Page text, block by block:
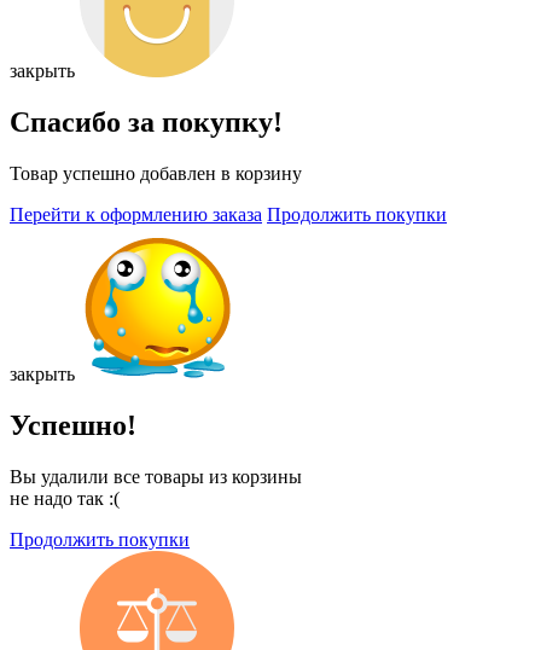
закрыть
Спасибо за покупку!
Товар успешно добавлен в корзину
Перейти к оформлению заказа Продолжить покупки
закрыть
Успешно!
Вы удалили все товары из корзины
не надо так :(
Продолжить покупки